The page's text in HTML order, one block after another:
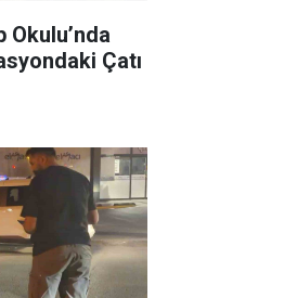
Okulu’nda
Çatı